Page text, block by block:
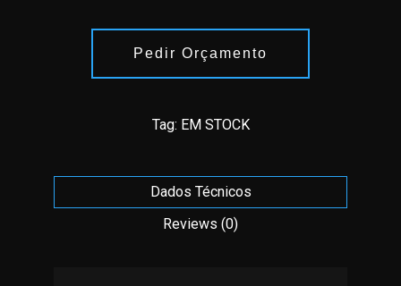
Pedir Orçamento
Tag: EM STOCK
Dados Técnicos
Reviews (0)